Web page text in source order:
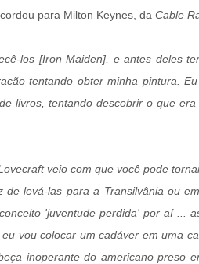
para Milton Keynes, da Cable
los [Iron Maiden], e antes deles
tentando obter minha pintura.
livros, tentando descobrir o que
veio com que você pode
de levá-las para a Transilvânia ou
'juventude perdida' por aí ...
vou colocar um cadáver em uma
inoperante do americano preso